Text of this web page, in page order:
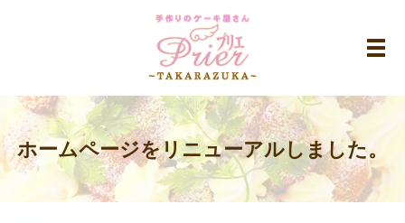
メ
ホームページをリニューアルしました。